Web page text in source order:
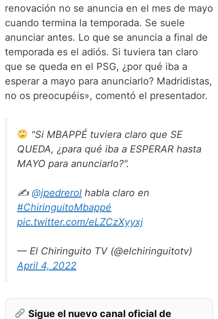
renovación no se anuncia en el mes de mayo
cuando termina la temporada. Se suele
anunciar antes. Lo que se anuncia a final de
temporada es el adiós. Si tuviera tan claro
que se queda en el PSG, ¿por qué iba a
esperar a mayo para anunciarlo? Madridistas,
no os preocupéis», comentó el presentador.
"Si MBAPPÉ tuviera claro que SE
QUEDA, ¿para qué iba a ESPERAR hasta
MAYO para anunciarlo?".
✍ @jpedrerol habla claro en
#ChiringuitoMbappé
pic.twitter.com/eLZCzXyyxj
— El Chiringuito TV (@elchiringuitotv)
April 4, 2022
Sigue el nuevo canal oficial de